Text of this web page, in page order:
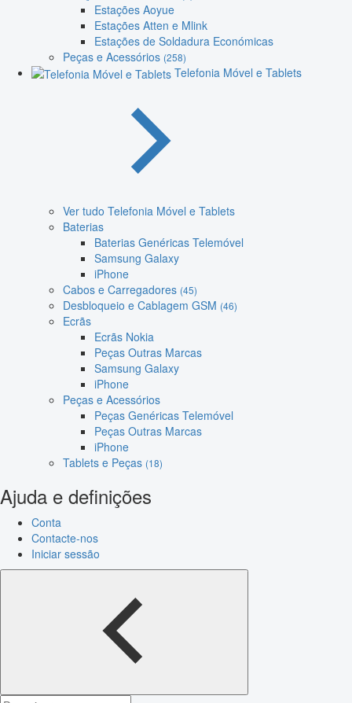
Estações Aoyue
Estações Atten e Mlink
Estações de Soldadura Económicas
Peças e Acessórios (258)
Telefonia Móvel e Tablets
Ver tudo Telefonia Móvel e Tablets
Baterias
Baterias Genéricas Telemóvel
Samsung Galaxy
iPhone
Cabos e Carregadores (45)
Desbloqueio e Cablagem GSM (46)
Ecrãs
Ecrãs Nokia
Peças Outras Marcas
Samsung Galaxy
iPhone
Peças e Acessórios
Peças Genéricas Telemóvel
Peças Outras Marcas
iPhone
Tablets e Peças (18)
Ajuda e definições
Conta
Contacte-nos
Iniciar sessão